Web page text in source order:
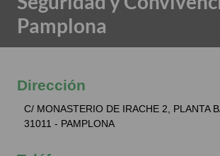
Pamplona
Dirección
C/ MONASTERIO DE IRACHE 2, PLANTA
31011 - PAMPLONA